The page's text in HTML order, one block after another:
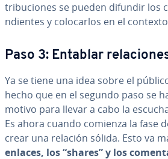
tri­bu­cio­nes se pueden difundir los
n­die­n­tes y co­lo­car­los en el
Paso 3: Entablar
Ya se tiene una idea sobre el
hecho que en el segundo paso se
motivo para llevar a cabo la
Es ahora cuando comienza la fase
crear una relación sólida. Esto va
enlaces, los “shares” y los